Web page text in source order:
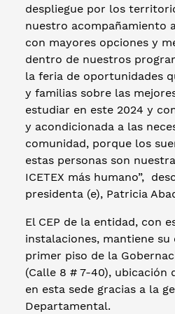
despliegue por los
nuestro acompañamiento
con mayores opciones y
dentro de nuestros
la feria de oportunidades
y familias sobre las
estudiar en este 2024 y
y acondicionada a las
comunidad, porque los
estas personas son
ICETEX más humano”,
presidenta (e), Patricia
El CEP de la entidad, con
instalaciones, mantiene su
primer piso de la
(Calle 8 # 7-40), ubicación
en esta sede gracias a la
Departamental.